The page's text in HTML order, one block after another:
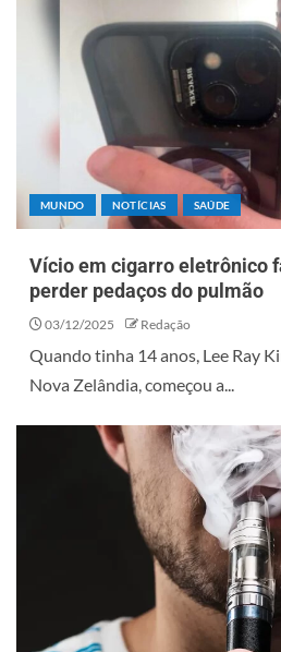
MUNDO NOTÍCIAS SAÚDE
Vício em cigarro eletrônico
perder pedaços do pulmão
03/12/2025 Redação
Quando tinha 14 anos, Lee Ray
Nova Zelândia, começou a...